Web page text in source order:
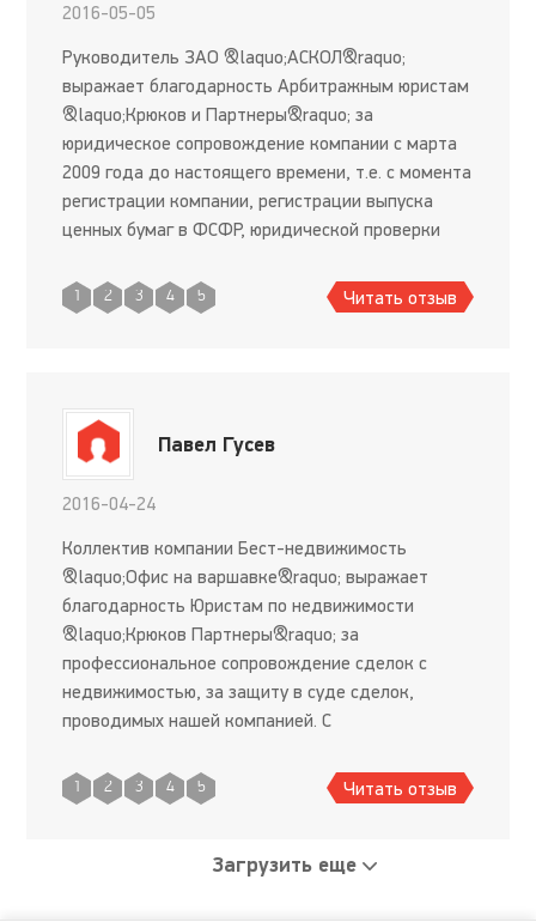
2016-05-05
Руководитель ЗАО &laquo;АСКОЛ&raquo;
выражает благодарность Арбитражным юристам
&laquo;Крюков и Партнеры&raquo; за
юридическое сопровождение компании с марта
2009 года до настоящего времени, т.е. с момента
регистрации компании, регистрации выпуска
ценных бумаг в ФСФР, юридической проверки
договоров, способности в досудебном порядке
1 2 3 4 5 Читать отзыв
Павел Гусев
2016-04-24
Коллектив компании Бест-недвижимость
&laquo;Офис на варшавке&raquo; выражает
благодарность Юристам по недвижимости
&laquo;Крюков Партнеры&raquo; за
профессиональное сопровождение сделок с
недвижимостью, за защиту в суде сделок,
проводимых нашей компанией. С
1 2 3 4 5 Читать отзыв
Загрузить еще